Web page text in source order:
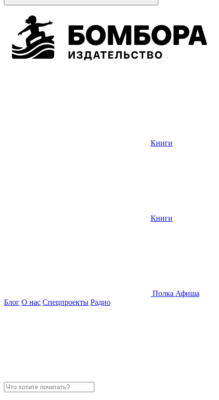
Книги
Книги
Полка Афиша
Блог О нас Спецпроекты Радио